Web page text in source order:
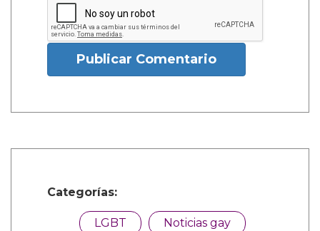
Publicar Comentario
Categorías:
LGBT Noticias gay